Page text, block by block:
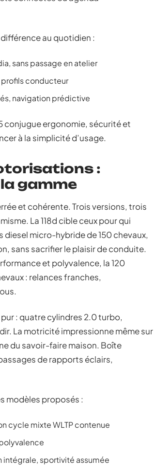
au quotidien :
sans passage en atelier
profils conducteur
navigation prédictive
conjugue ergonomie, sécurité et
à la simplicité d’usage.
:
gamme
et cohérente. Trois versions, trois
La 118d cible ceux pour qui
micro-hybride de 150 chevaux,
sans sacrifier le plaisir de conduite.
et polyvalence, la 120
: relances franches,
: quatre cylindres 2.0 turbo,
La motricité impressionne même sur
du savoir-faire maison. Boîte
de rapports éclairs,
modèles proposés :
cycle mixte WLTP contenue
intégrale, sportivité assumée